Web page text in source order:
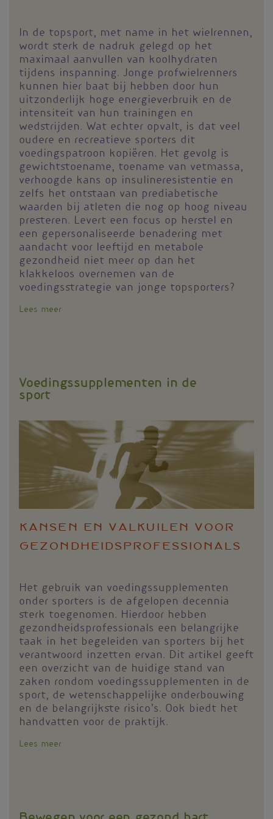
In de topsport, met name in het wielrennen,
wordt sterk de nadruk gelegd op het
maximaal aanvullen van koolhydraten
tijdens inspanning. Jonge profwielrenners
kunnen hier baat bij hebben door hun
uitzonderlijk hoge energieverbruik en de
intensiteit van hun trainingen en
wedstrijden. Wat echter opvalt, is dat veel
oudere en recreatieve sporters dit
voedingspatroon kopiëren. Het gevolg is
gewichtstoename, toename van vetmassa,
verhoogde kans op insulineresistentie en
zelfs het ontstaan van prediabetische
waarden bij atleten die nog op hoog niveau
presteren. Levert een focus op herstel en
een gepersonaliseerde benadering met
aandacht voor leeftijd en metabole
gezondheid niet meer op dan het
klakkeloos overnemen van de
voedingsstrategie van jonge topsporters?
Lees meer
Voedingssupplementen in de
sport
Kansen en valkuilen voor
gezondheidsprofessionals
Het gebruik van voedingssupplementen
onder sporters is de afgelopen decennia
sterk toegenomen. Hierdoor hebben
gezondheidsprofessionals een belangrijke
taak in het begeleiden van sporters bij het
verantwoord inzetten ervan. Dit artikel geeft
een overzicht van de huidige stand van
zaken rondom voedingssupplementen in de
sport, de wetenschappelijke onderbouwing
en de belangrijkste risico’s. Ook biedt het
handvatten voor de praktijk.
Lees meer